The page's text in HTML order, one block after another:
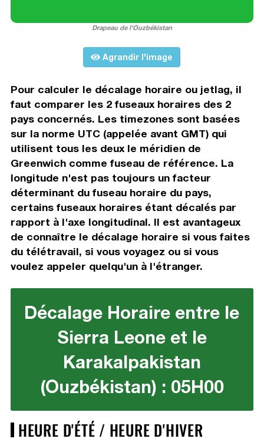
Drapeau de l'Ouzbékistan
Agrandir l'image
Pour calculer le décalage horaire ou jetlag, il
faut comparer les 2 fuseaux horaires des 2
pays concernés. Les timezones sont basées
sur la norme UTC (appelée avant GMT) qui
utilisent tous les deux le méridien de
Greenwich comme fuseau de référence. La
longitude n'est pas toujours un facteur
déterminant du fuseau horaire du pays,
certains fuseaux horaires étant décalés par
rapport à l'axe longitudinal. Il est avantageux
de connaître le décalage horaire si vous faites
du télétravail, si vous voyagez ou si vous
voulez appeler quelqu'un à l'étranger.
Décalage Horaire entre le
Sierra Leone et le
Karakalpakistan
(Ouzbékistan) : 05H00
HEURE D'ÉTÉ / HEURE D'HIVER